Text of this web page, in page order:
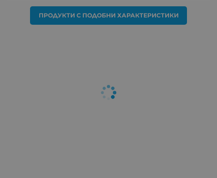
ПРОДУКТИ С ПОДОБНИ ХАРАКТЕРИСТИКИ